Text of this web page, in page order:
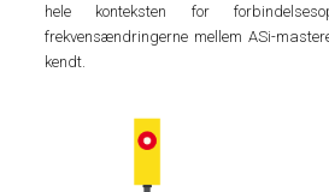
hele konteksten for
frekvensændringerne mellem ASi-
kendt.